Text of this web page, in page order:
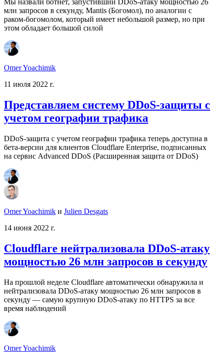
Мы назвали ботнет, запустивший DDoS-атаку мощностью 26
млн запросов в секунду, Mantis (Богомол), по аналогии с
раком-богомолом, который имеет небольшой размер, но при
этом обладает большой силой
Omer Yoachimik
11 июля 2022 г.
Представляем систему DDoS-защиты с
учетом географии трафика
DDoS-защита с учетом географии трафика теперь доступна в
бета-версии для клиентов Cloudflare Enterprise, подписанных
на сервис Advanced DDoS (Расширенная защита от DDoS)
Omer Yoachimik и Julien Desgats
14 июня 2022 г.
Cloudflare нейтрализовала DDoS-атаку
мощностью 26 млн запросов в секунду
На прошлой неделе Cloudflare автоматически обнаружила и
нейтрализовала DDoS-атаку мощностью 26 млн запросов в
секунду — самую крупную DDoS-атаку по HTTPS за все
время наблюдений
Omer Yoachimik